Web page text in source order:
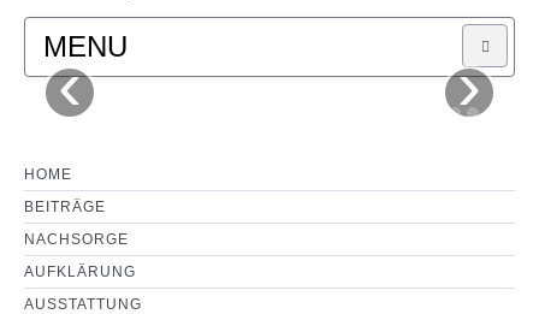
MENU
SHOP
LEISTUNGEN
KOSTEN
MOTIVATION
‹ ›
HOME
BEITRÄGE
NACHSORGE
AUFKLÄRUNG
AUSSTATTUNG